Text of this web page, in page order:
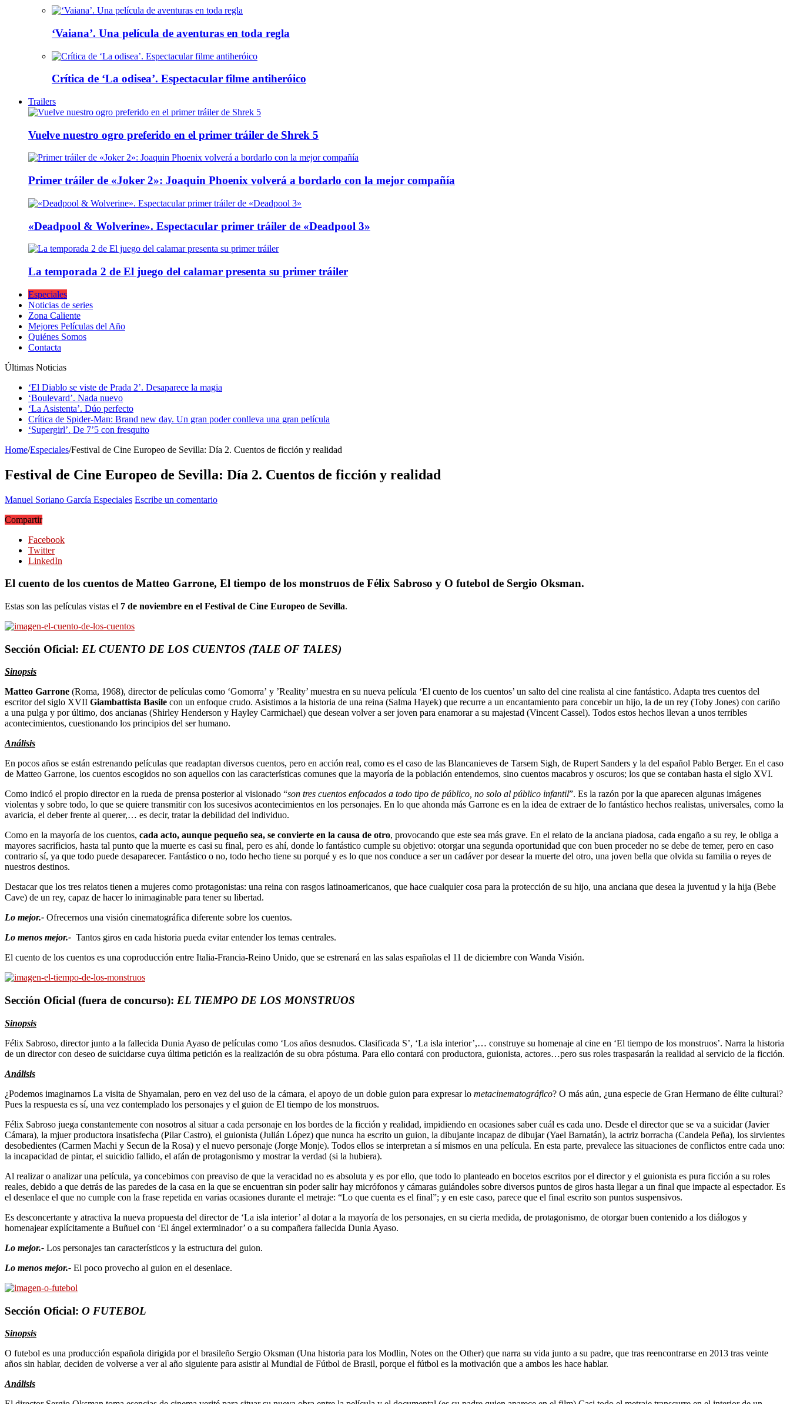
‘Vaiana’. Una película de aventuras en toda regla
Crítica de ‘La odisea’. Espectacular filme antiheróico
Trailers
Vuelve nuestro ogro preferido en el primer tráiler de Shrek 5
Primer tráiler de «Joker 2»: Joaquin Phoenix volverá a bordarlo con la mejor compañía
«Deadpool & Wolverine». Espectacular primer tráiler de «Deadpool 3»
La temporada 2 de El juego del calamar presenta su primer tráiler
Especiales
Noticias de series
Zona Caliente
Mejores Películas del Año
Quiénes Somos
Contacta
Últimas Noticias
‘El Diablo se viste de Prada 2’. Desaparece la magia
‘Boulevard’. Nada nuevo
‘La Asistenta’. Dúo perfecto
Crítica de Spider-Man: Brand new day. Un gran poder conlleva una gran película
‘Supergirl’. De 7’5 con fresquito
Home/Especiales/Festival de Cine Europeo de Sevilla: Día 2. Cuentos de ficción y realidad
Festival de Cine Europeo de Sevilla: Día 2. Cuentos de ficción y realidad
Manuel Soriano García Especiales Escribe un comentario
Compartir
Facebook
Twitter
LinkedIn
El cuento de los cuentos de Matteo Garrone, El tiempo de los monstruos de Félix Sabroso y O futebol de Sergio Oksman.
Estas son las películas vistas el 7 de noviembre en el Festival de Cine Europeo de Sevilla.
Sección Oficial: EL CUENTO DE LOS CUENTOS (TALE OF TALES)
Sinopsis
Matteo Garrone (Roma, 1968), director de películas como ‘Gomorra’ y ’Reality’ muestra en su nueva película ‘El cuento de los cuentos’ un salto del cine realista al cine fantástico. Adapta tres cuentos del
escritor del siglo XVII Giambattista Basile con un enfoque crudo. Asistimos a la historia de una reina (Salma Hayek) que recurre a un encantamiento para concebir un hijo, la de un rey (Toby Jones) con cariño
a una pulga y por último, dos ancianas (Shirley Henderson y Hayley Carmichael) que desean volver a ser joven para enamorar a su majestad (Vincent Cassel). Todos estos hechos llevan a unos terribles
acontecimientos, cuestionando los principios del ser humano.
Análisis
En pocos años se están estrenando películas que readaptan diversos cuentos, pero en acción real, como es el caso de las Blancanieves de Tarsem Sigh, de Rupert Sanders y la del español Pablo Berger. En el caso
de Matteo Garrone, los cuentos escogidos no son aquellos con las características comunes que la mayoría de la población entendemos, sino cuentos macabros y oscuros; los que se contaban hasta el siglo XVI.
Como indicó el propio director en la rueda de prensa posterior al visionado “son tres cuentos enfocados a todo tipo de público, no solo al público infantil”. Es la razón por la que aparecen algunas imágenes
violentas y sobre todo, lo que se quiere transmitir con los sucesivos acontecimientos en los personajes. En lo que ahonda más Garrone es en la idea de extraer de lo fantástico hechos realistas, universales, como la
avaricia, el deber frente al querer,… es decir, tratar la debilidad del individuo.
Como en la mayoría de los cuentos, cada acto, aunque pequeño sea, se convierte en la causa de otro, provocando que este sea más grave. En el relato de la anciana piadosa, cada engaño a su rey, le obliga a
mayores sacrificios, hasta tal punto que la muerte es casi su final, pero es ahí, donde lo fantástico cumple su objetivo: otorgar una segunda oportunidad que con buen proceder no se debe de temer, pero en caso
contrario sí, ya que todo puede desaparecer. Fantástico o no, todo hecho tiene su porqué y es lo que nos conduce a ser un cadáver por desear la muerte del otro, una joven bella que olvida su familia o reyes de
nuestros destinos.
Destacar que los tres relatos tienen a mujeres como protagonistas: una reina con rasgos latinoamericanos, que hace cualquier cosa para la protección de su hijo, una anciana que desea la juventud y la hija (Bebe
Cave) de un rey, capaz de hacer lo inimaginable para tener su libertad.
Lo mejor.- Ofrecernos una visión cinematográfica diferente sobre los cuentos.
Lo menos mejor.- Tantos giros en cada historia pueda evitar entender los temas centrales.
El cuento de los cuentos es una coproducción entre Italia-Francia-Reino Unido, que se estrenará en las salas españolas el 11 de diciembre con Wanda Visión.
Sección Oficial (fuera de concurso): EL TIEMPO DE LOS MONSTRUOS
Sinopsis
Félix Sabroso, director junto a la fallecida Dunia Ayaso de películas como ‘Los años desnudos. Clasificada S’, ‘La isla interior’,… construye su homenaje al cine en ‘El tiempo de los monstruos’. Narra la historia
de un director con deseo de suicidarse cuya última petición es la realización de su obra póstuma. Para ello contará con productora, guionista, actores…pero sus roles traspasarán la realidad al servicio de la ficción.
Análisis
¿Podemos imaginarnos La visita de Shyamalan, pero en vez del uso de la cámara, el apoyo de un doble guion para expresar lo metacinematográfico? O más aún, ¿una especie de Gran Hermano de élite cultural?
Pues la respuesta es sí, una vez contemplado los personajes y el guion de El tiempo de los monstruos.
Félix Sabroso juega constantemente con nosotros al situar a cada personaje en los bordes de la ficción y realidad, impidiendo en ocasiones saber cuál es cada uno. Desde el director que se va a suicidar (Javier
Cámara), la mjuer productora insatisfecha (Pilar Castro), el guionista (Julián López) que nunca ha escrito un guion, la dibujante incapaz de dibujar (Yael Barnatán), la actriz borracha (Candela Peña), los sirvientes
desobedientes (Carmen Machi y Secun de la Rosa) y el nuevo personaje (Jorge Monje). Todos ellos se interpretan a sí mismos en una película. En esta parte, prevalece las situaciones de conflictos entre cada uno:
la incapacidad de pintar, el suicidio fallido, el afán de protagonismo y mostrar la verdad (si la hubiera).
Al realizar o analizar una película, ya concebimos con preaviso de que la veracidad no es absoluta y es por ello, que todo lo planteado en bocetos escritos por el director y el guionista es pura ficción a su roles
reales, debido a que detrás de las paredes de la casa en la que se encuentran sin poder salir hay micrófonos y cámaras guiándoles sobre diversos puntos de giros hasta llegar a un final que impacte al espectador. Es
el desenlace el que no cumple con la frase repetida en varias ocasiones durante el metraje: “Lo que cuenta es el final”; y en este caso, parece que el final escrito son puntos suspensivos.
Es desconcertante y atractiva la nueva propuesta del director de ‘La isla interior’ al dotar a la mayoría de los personajes, en su cierta medida, de protagonismo, de otorgar buen contenido a los diálogos y
homenajear explícitamente a Buñuel con ‘El ángel exterminador’ o a su compañera fallecida Dunia Ayaso.
Lo mejor.- Los personajes tan característicos y la estructura del guion.
Lo menos mejor.- El poco provecho al guion en el desenlace.
Sección Oficial: O FUTEBOL
Sinopsis
O futebol es una producción española dirigida por el brasileño Sergio Oksman (Una historia para los Modlin, Notes on the Other) que narra su vida junto a su padre, que tras reencontrarse en 2013 tras veinte
años sin hablar, deciden de volverse a ver al año siguiente para asistir al Mundial de Fútbol de Brasil, porque el fútbol es la motivación que a ambos les hace hablar.
Análisis